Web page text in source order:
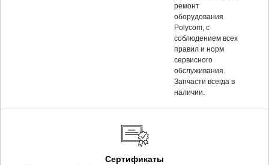
ремонт
оборудования
Polycom, c
соблюдением всех
правил и норм
сервисного
обслуживания.
Запчасти всегда в
наличии.
Сертификаты